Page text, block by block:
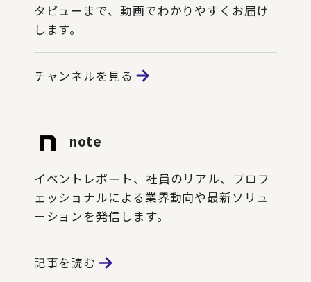
タビューまで、動画でわかりやすくお届け
します。
チャンネルを見る
note
イベントレポート、社員のリアル、プロフ
ェッショナルによる業界動向や最新ソリュ
ーションを発信します。
記事を読む